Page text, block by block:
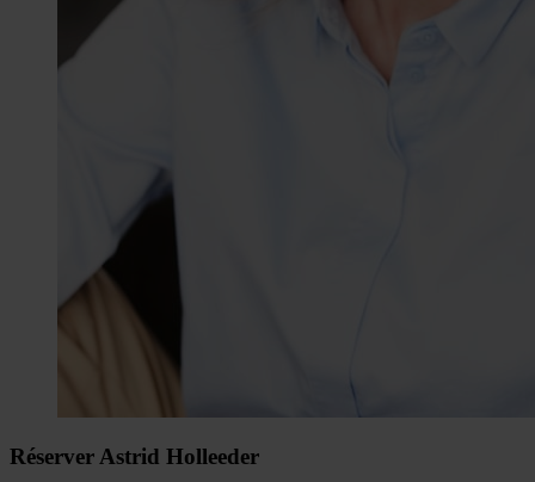
Réserver Astrid Holleeder